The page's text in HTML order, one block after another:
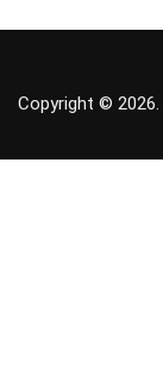
Copyright © 2026.